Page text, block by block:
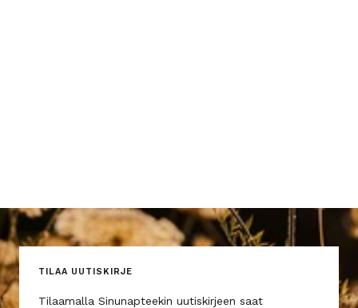
TILAA UUTISKIRJE
Tilaamalla Sinunapteekin uutiskirjeen saat